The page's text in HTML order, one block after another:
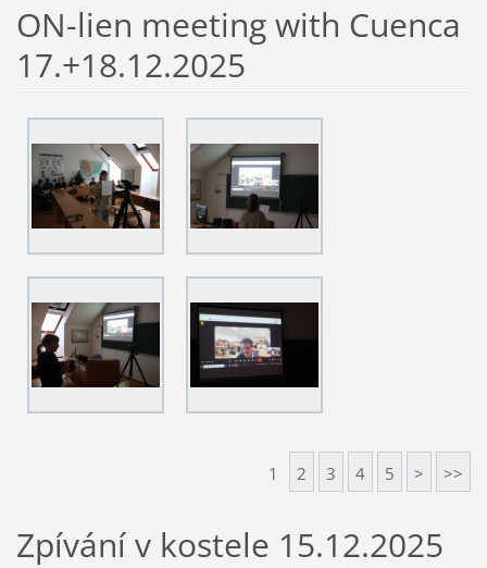
ON-lien meeting with Cuenca
17.+18.12.2025
1 2 3 4 5 > >>
Zpívání v kostele 15.12.2025